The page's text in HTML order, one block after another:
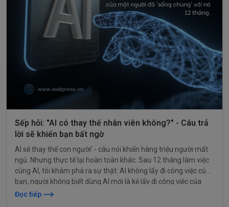
Sếp hỏi: "AI có thay thế nhân viên không?" - Câu trả
lời sẽ khiến bạn bất ngờ
AI sẽ thay thế con người' - câu nói khiến hàng triệu người mất
ngủ. Nhưng thực tế lại hoàn toàn khác. Sau 12 tháng làm việc
cùng AI, tôi khám phá ra sự thật: AI không lấy đi công việc của
bạn, người không biết dùng AI mới là kẻ lấy đi công việc của
bạn. Và đây là cách để bạn nằm trong nhóm thứ hai.
Đọc tiếp